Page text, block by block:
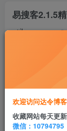
易搜客2.1.5
鹿鸣
欢迎访问达令博客
收藏网站每天更新
微信：10794795